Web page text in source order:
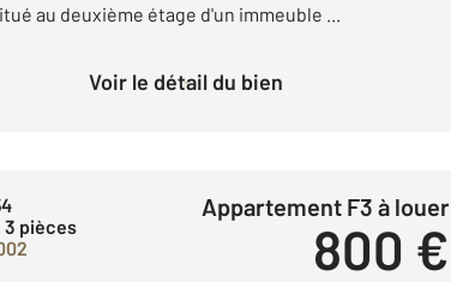
au deuxième étage d'un immeuble ...
Voir le détail du bien
3 pièces
Appartement F3 à louer
800 €